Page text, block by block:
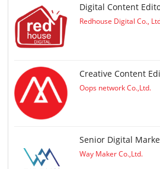
Digital Content
Redhouse Digital Co.,
Creative Content
Oops network Co.,Ltd.
Senior Digital
Way Maker Co.,Ltd.